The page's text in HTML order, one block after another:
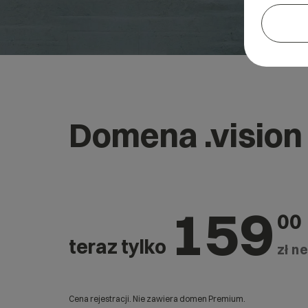
Domena .vision
teraz tylko 159 00
zł
Cena rejestracji. Nie zawiera domen Premium.